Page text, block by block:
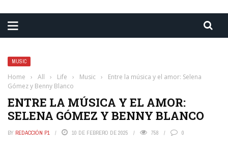
MUSIC
Home › All › Life › Music ›
Entre la música y el amor: Selena
Gómez y Benny Blanco
ENTRE LA MÚSICA Y EL AMOR:
SELENA GÓMEZ Y BENNY BLANCO
BY REDACCIÓN P1 10 DE FEBRERO DE 2025 758 0